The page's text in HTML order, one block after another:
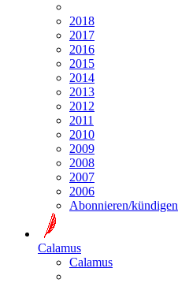
2018
2017
2016
2015
2014
2013
2012
2011
2010
2009
2008
2007
2006
Abonnieren/kündigen
Calamus
Calamus